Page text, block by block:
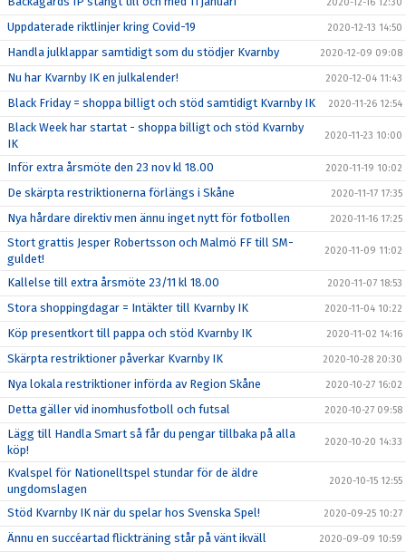
Uppdaterade riktlinjer kring Covid-19 2020-12-13 14:50
Handla julklappar samtidigt som du stödjer Kvarnby 2020-12-09 09:08
Nu har Kvarnby IK en julkalender! 2020-12-04 11:43
Black Friday = shoppa billigt och stöd samtidigt Kvarnby IK 2020-11-26 12:54
Black Week har startat - shoppa billigt och stöd Kvarnby
IK
2020-11-23 10:00
Inför extra årsmöte den 23 nov kl 18.00 2020-11-19 10:02
De skärpta restriktionerna förlängs i Skåne 2020-11-17 17:35
Nya hårdare direktiv men ännu inget nytt för fotbollen 2020-11-16 17:25
Stort grattis Jesper Robertsson och Malmö FF till SM-
guldet!
2020-11-09 11:02
Kallelse till extra årsmöte 23/11 kl 18.00 2020-11-07 18:53
Stora shoppingdagar = Intäkter till Kvarnby IK 2020-11-04 10:22
Köp presentkort till pappa och stöd Kvarnby IK 2020-11-02 14:16
Skärpta restriktioner påverkar Kvarnby IK 2020-10-28 20:30
Nya lokala restriktioner införda av Region Skåne 2020-10-27 16:02
Detta gäller vid inomhusfotboll och futsal 2020-10-27 09:58
Lägg till Handla Smart så får du pengar tillbaka på alla
köp!
2020-10-20 14:33
Kvalspel för Nationelltspel stundar för de äldre
ungdomslagen
2020-10-15 12:55
Stöd Kvarnby IK när du spelar hos Svenska Spel! 2020-09-25 10:27
Ännu en succéartad flickträning står på vänt ikväll 2020-09-09 10:59